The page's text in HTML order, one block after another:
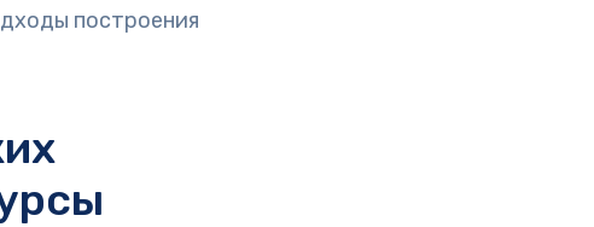
построения